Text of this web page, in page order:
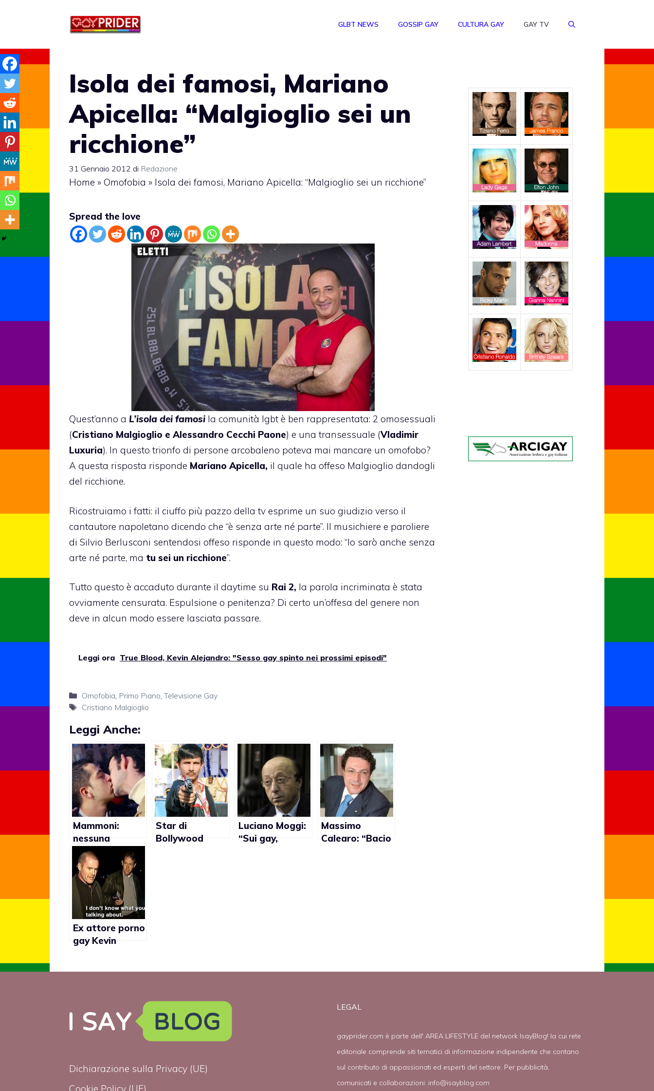
GLBT NEWS GOSSIP GAY CULTURA GAY GAY TV
Isola dei famosi, Mariano
Apicella: “Malgioglio sei un
ricchione”
31 Gennaio 2012 di Redazione
Home » Omofobia » Isola dei famosi, Mariano Apicella: “Malgioglio sei un ricchione”
Spread the love
Quest’anno a L’isola dei famosi la comunità lgbt è ben rappresentata: 2 omosessuali
(Cristiano Malgioglio e Alessandro Cecchi Paone) e una transessuale (Vladimir
Luxuria). In questo trionfo di persone arcobaleno poteva mai mancare un omofobo?
A questa risposta risponde Mariano Apicella, il quale ha offeso Malgioglio dandogli
del ricchione.
Ricostruiamo i fatti: il ciuffo più pazzo della tv esprime un suo giudizio verso il
cantautore napoletano dicendo che “è senza arte né parte”. Il musichiere e paroliere
di Silvio Berlusconi sentendosi offeso risponde in questo modo: “Io sarò anche senza
arte né parte, ma tu sei un ricchione”.
Tutto questo è accaduto durante il daytime su Rai 2, la parola incriminata è stata
ovviamente censurata. Espulsione o penitenza? Di certo un’offesa del genere non
deve in alcun modo essere lasciata passare.
Leggi ora True Blood, Kevin Alejandro: "Sesso gay spinto nei prossimi episodi"
Categorie
Omofobia Primo Piano ,Televisione Gay
Tag
Cristiano Malgioglio
Leggi Anche:
Mammoni:
nessuna
censura ai baci
gay
Star di
Bollywood
Luciano Moggi:
“Sui gay,
Massimo
Calearo: “Bacio
Ex attore porno
gay Kevin
Dichiarazione sulla Privacy (UE)
LEGAL
gayprider.com è parte dell' AREA LIFESTYLE del network IsayBlog! la cui rete
editoriale comprende siti tematici di informazione indipendente che contano
sul contributo di appassionati ed esperti del settore. Per pubblicità,
comunicati e collaborazioni: info@isayblog.com